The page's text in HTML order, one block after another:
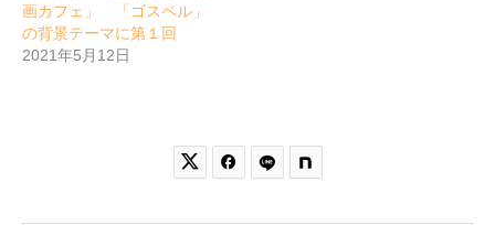
画カフェ」 「ゴスペル」
の背景テーマに第１回
2021年5月12日
 